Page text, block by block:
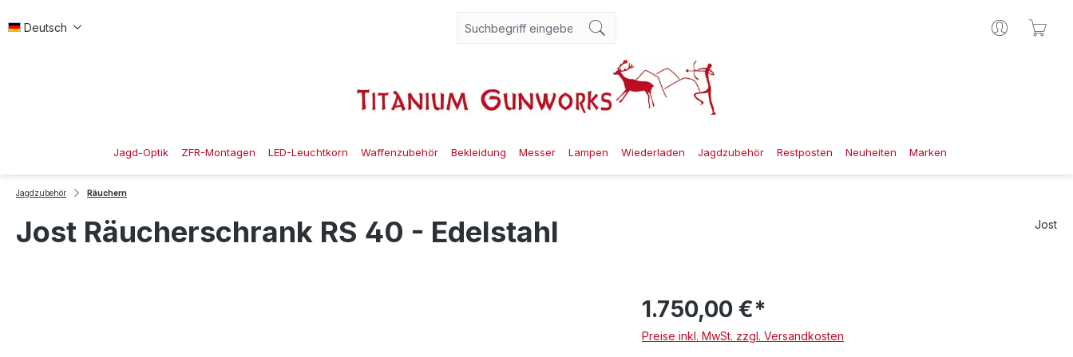
Deutsch
Jagd-Optik ZFR-Montagen LED-Leuchtkorn Waffenzubehör Bekleidung Messer Lampen Wiederladen Jagdzubehör Restposten Neuheiten Marken
Jagdzubehör Räuchern
Jost Räucherschrank RS 40 - Edelstahl Jost
1.750,00 €*
Preise inkl. MwSt. zzgl. Versandkosten